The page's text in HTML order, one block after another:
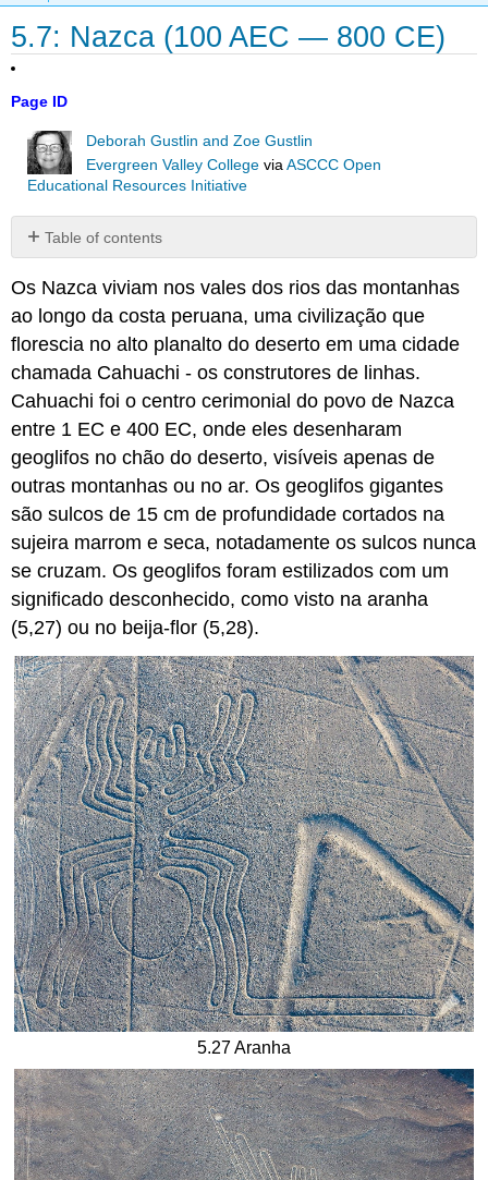
5.7: Nazca (100 AEC — 800 CE)
Page ID
Deborah Gustlin and Zoe Gustlin
Evergreen Valley College viaASCCC Open
Educational Resources Initiative
Table of contents
No
Os Nazca viviam nos vales dos rios das montanhas
ao longo da costa peruana, uma civilização que
florescia no alto planalto do deserto em uma cidade
chamada Cahuachi - os construtores de linhas.
Cahuachi foi o centro cerimonial do povo de Nazca
entre 1 EC e 400 EC, onde eles desenharam
geoglifos no chão do deserto, visíveis apenas de
outras montanhas ou no ar. Os geoglifos gigantes
são sulcos de 15 cm de profundidade cortados na
sujeira marrom e seca, notadamente os sulcos nunca
se cruzam. Os geoglifos foram estilizados com um
significado desconhecido, como visto na aranha
(5,27) ou no beija-flor (5,28).
5.27 Aranha